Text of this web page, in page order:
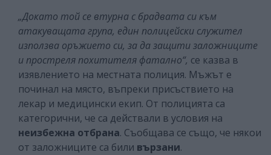
„Докато той се втурна с брадвата си към
атакуващата група, един полицейски служител
използва оръжието си, за да защити заложниците
и простреля похитителя фатално“, се казва в
изявлението на местната полиция. Мъжът е
починал на място, въпреки присъствието на
лекар и медицински екип. От полицията са
категорични, че са действали в условия на
неизбежна отбрана. Съобщава се също, че някои
от заложниците са били вързани.